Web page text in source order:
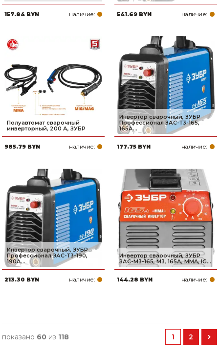
157.84 BYN наличие: 541.69 BYN наличие:
Полуавтомат сварочный
инверторный, 200 А, ЗУБР
985.79 BYN наличие:
Инвертор сварочный, ЗУБР
Профессионал ЗАС-Т3-165,
165А...
177.75 BYN наличие:
Инвертор сварочный, ЗУБР
Профессионал ЗАС-Т3-190,
190А...
213.30 BYN наличие:
Инвертор сварочный, ЗУБР
ЗАС-М3-165, М3, 165А, MMA, IG...
144.28 BYN наличие:
показано 60 из 118 1 2